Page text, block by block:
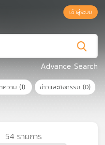
เข้าสู่ระบบ
Advance Search
ความ (1) ข่าวและกิจกรรม (0)
54 รายการ